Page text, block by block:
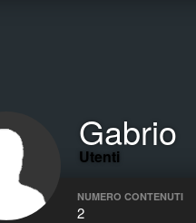
Gabrio
Utenti
NUMERO CONTENUTI
2